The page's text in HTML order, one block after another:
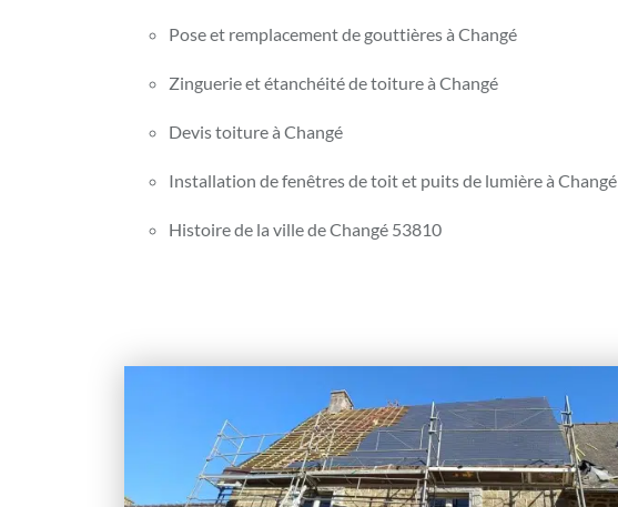
Pose et remplacement de gouttières à Changé
Zinguerie et étanchéité de toiture à Changé
Devis toiture à Changé
Installation de fenêtres de toit et puits de lumière à Changé
Histoire de la ville de Changé 53810